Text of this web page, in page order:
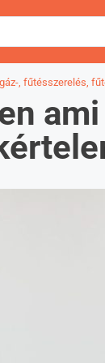
, fűtésszerelés,